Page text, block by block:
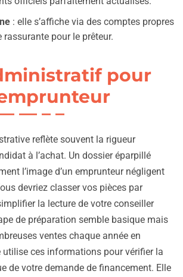
: elle s’affiche via des comptes propres
rassurante pour le prêteur.
pour
reflète souvent la rigueur
à l’achat. Un dossier éparpillé
l’image d’un emprunteur négligent
devriez classer vos pièces par
la lecture de votre conseiller
de préparation semble basique mais
ventes chaque année en
utilise ces informations pour vérifier la
de votre demande de financement. Elle